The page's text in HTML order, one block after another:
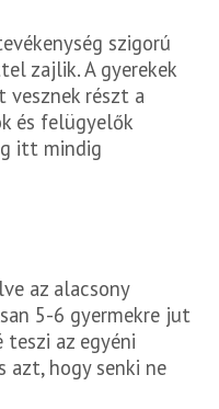
szigorú
zajlik. A gyerekek
vesznek részt a
és felügyelők
itt mindig
az alacsony
5-6 gyermekre jut
az egyéni
azt, hogy senki ne